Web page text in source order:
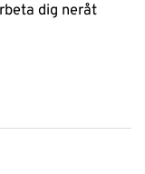
dig neråt